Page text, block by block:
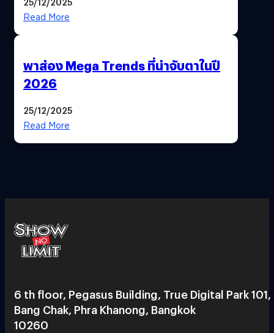
Read More
พาส่อง Mega Trends ที่น่าจับตาในปี
2026
25/12/2025
Read More
6 th floor, Pegasus Building, True Digital Park 101,
Bang Chak, Phra Khanong, Bangkok
10260